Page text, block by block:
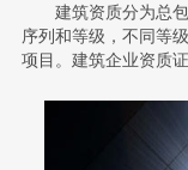
建筑资质分为总包
序列和等级，不同等
项目。建筑企业资质